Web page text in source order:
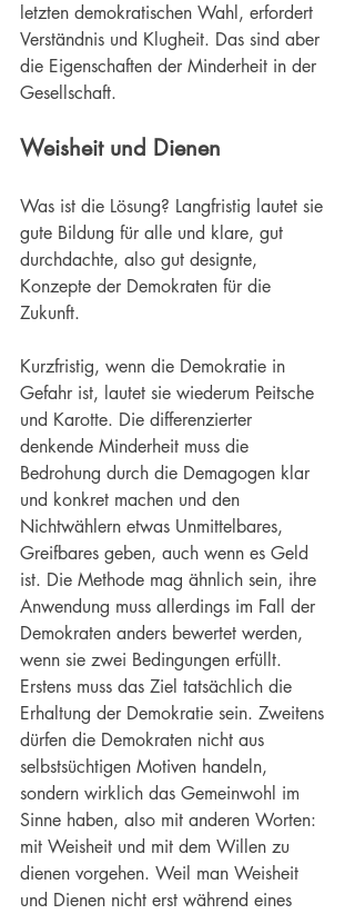
letzten demokratischen Wahl, erfordert
Verständnis und Klugheit. Das sind aber
die Eigenschaften der Minderheit in der
Gesellschaft.
Weisheit und Dienen
Was ist die Lösung? Langfristig lautet sie
gute Bildung für alle und klare, gut
durchdachte, also gut designte,
Konzepte der Demokraten für die
Zukunft.
Kurzfristig, wenn die Demokratie in
Gefahr ist, lautet sie wiederum Peitsche
und Karotte. Die differenzierter
denkende Minderheit muss die
Bedrohung durch die Demagogen klar
und konkret machen und den
Nichtwählern etwas Unmittelbares,
Greifbares geben, auch wenn es Geld
ist. Die Methode mag ähnlich sein, ihre
Anwendung muss allerdings im Fall der
Demokraten anders bewertet werden,
wenn sie zwei Bedingungen erfüllt.
Erstens muss das Ziel tatsächlich die
Erhaltung der Demokratie sein. Zweitens
dürfen die Demokraten nicht aus
selbstsüchtigen Motiven handeln,
sondern wirklich das Gemeinwohl im
Sinne haben, also mit anderen Worten:
mit Weisheit und mit dem Willen zu
dienen vorgehen. Weil man Weisheit
und Dienen nicht erst während eines